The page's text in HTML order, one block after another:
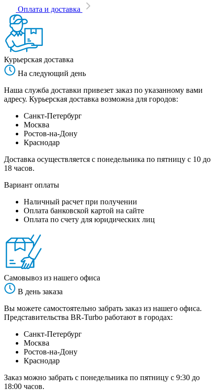
Оплата и доставка
Курьерская доставка
На следующий день
Наша служба доставки привезет заказ по указанному вами
адресу. Курьерская доставка возможна для городов:
Санкт-Петербург
Москва
Ростов-на-Дону
Краснодар
Доставка осуществляется с понедельника по пятницу с 10 до
18 часов.
Вариант оплаты
Наличный расчет при получении
Оплата банковской картой на сайте
Оплата по счету для юридических лиц
Самовывоз из нашего офиса
В день заказа
Вы можете самостоятельно забрать заказ из нашего офиса.
Представительства BR-Turbo работают в городах:
Санкт-Петербург
Москва
Ростов-на-Дону
Краснодар
Заказ можно забрать с понедельника по пятницу с 9:30 до
18:00 часов.